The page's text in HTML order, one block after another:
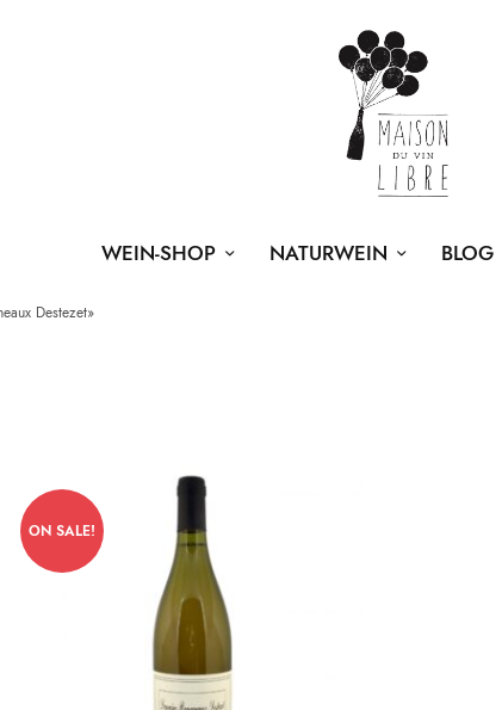
WEIN-SHOP NATURWEIN BLOG
Destezet»
ON SALE!